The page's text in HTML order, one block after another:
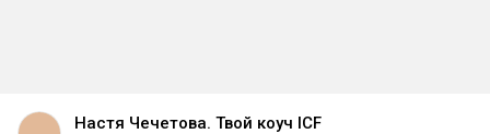
Настя Чечетова. Твой коуч ICF